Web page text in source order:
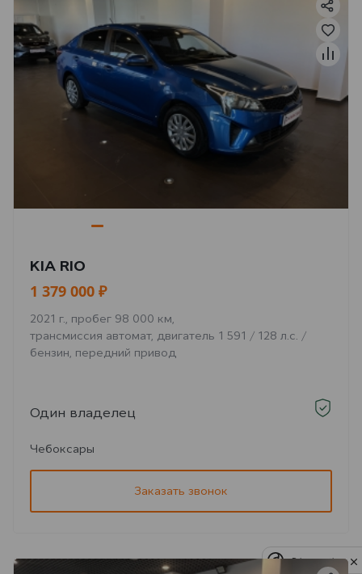
KIA RIO
1 379 000 ₽
2021 г., пробег 98 000 км,
трансмиссия автомат, двигатель 1 591 / 128 л.с. /
бензин, передний привод
Один владелец
Чебоксары
Заказать звонок
Privacy notice